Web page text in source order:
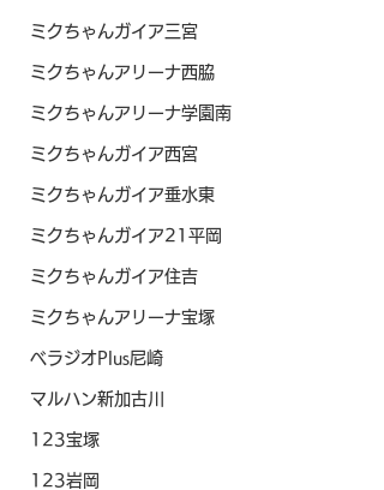
ミクちゃんガイア三宮
ミクちゃんアリーナ西脇
ミクちゃんアリーナ学園南
ミクちゃんガイア西宮
ミクちゃんガイア垂水東
ミクちゃんガイア21平岡
ミクちゃんガイア住吉
ミクちゃんアリーナ宝塚
ベラジオPlus尼崎
マルハン新加古川
123宝塚
123岩岡